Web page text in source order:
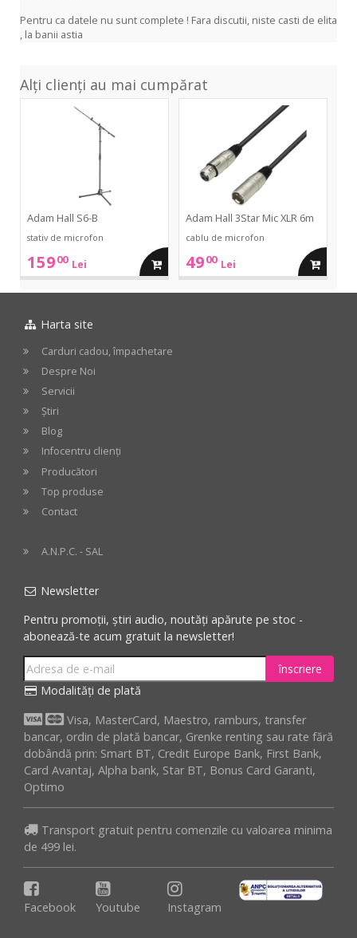
Pentru ca datele nu sunt complete ! Fara discutii, niste casti de elita
, la banii astia
Alți clienți au mai cumpărat
Adam Hall S6-B
stativ de microfon
15900 Lei adauga
in
Adam Hall 3Star Mic XLR 6m
cablu de microfon
4900 Lei adauga
in
Harta site
Carduri cadou, împachetare
Despre Noi
Servicii
Știri
Blog
Infocentru clienți
Producători
Top produse
Contact
A.N.P.C. - SAL
Newsletter
Pentru promoții, știri audio, noutăți apărute pe stoc -
abonează-te acum gratuit la newsletter!
înscriere
Modalități de plată
Visa, MasterCard, Maestro, ramburs, transfer
bancar, ordin de plată bancar, Grenke renting sau rate fără
dobândă prin: Smart BT, Credit Europe Bank, First Bank,
Card Avantaj, Alpha bank, Star BT, Bonus Card Garanti,
Optimo
Transport gratuit pentru comenzile cu valoarea minima
de 499 lei.
Facebook Youtube Instagram